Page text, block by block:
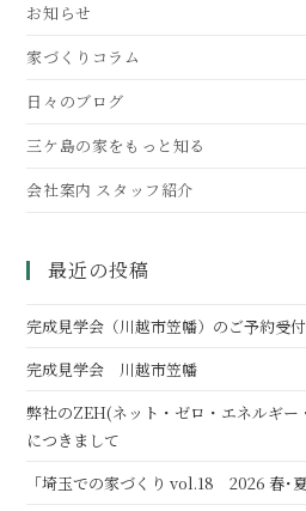
お知らせ
家づくりコラム
日々のブログ
三ケ島の家をもっと知る
会社案内 スタッフ紹介
最近の投稿
完成見学会（川越市笠幡）のご予約受
完成見学会 川越市笠幡
弊社のZEH(ネット・ゼロ・エネルギ
につきまして
「埼玉での家づくり vol.18 2026 春･